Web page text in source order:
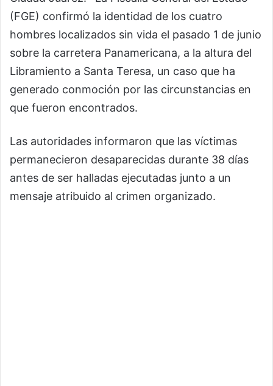
(FGE) confirmó la identidad de los cuatro
hombres localizados sin vida el pasado 1 de junio
sobre la carretera Panamericana, a la altura del
Libramiento a Santa Teresa, un caso que ha
generado conmoción por las circunstancias en
que fueron encontrados.
Las autoridades informaron que las víctimas
permanecieron desaparecidas durante 38 días
antes de ser halladas ejecutadas junto a un
mensaje atribuido al crimen organizado.